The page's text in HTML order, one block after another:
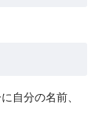
自分の名前、